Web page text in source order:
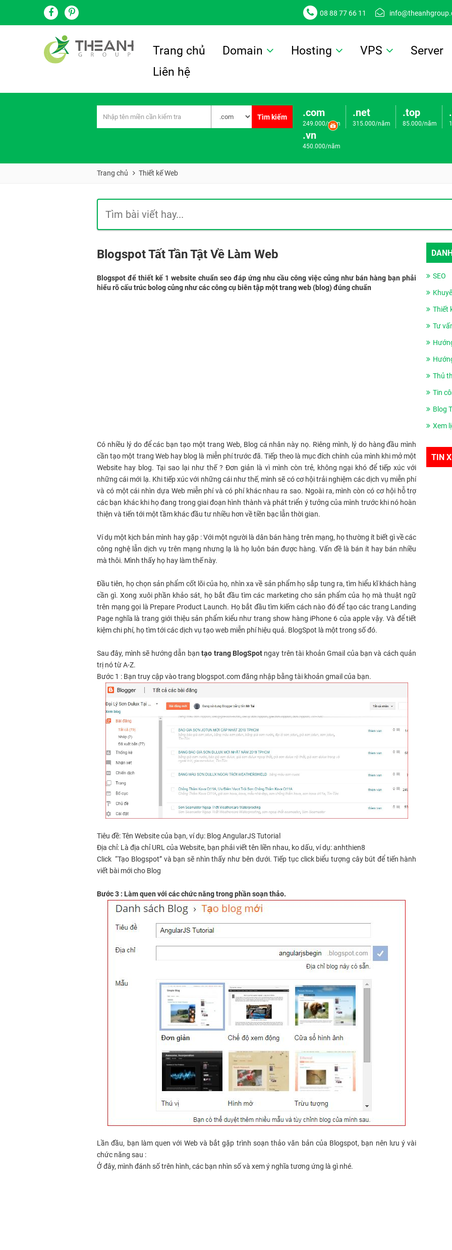
08 88 77 66 11
Trang chủ Domain Hosting VPS Server
Liên hệ
Tìm kiếm .com
249.000/năm
.net
315.000/năm
.top
85.000/năm
.vn
450.000/năm
Trang chủ Thiết kế Web
Blogspot Tất Tần Tật Về Làm Web
Blogspot để thiết kế 1 website chuẩn seo đáp ứng nhu cầu công việc củng như bán hàng bạn phải
hiểu rõ cấu trúc bolog củng như các công cụ biên tập một trang web (blog) đúng chuẩn
Có nhiều lý do để các bạn tạo một trang Web, Blog cá nhân này nọ. Riêng mình, lý do hàng đầu mình
cần tạo một trang Web hay blog là miễn phí trước đã. Tiếp theo là mục đích chính của mình khi mở một
Website hay blog. Tại sao lại như thế ? Đơn giản là vì mình còn trẻ, không ngại khó để tiếp xúc với
những cái mới lạ. Khi tiếp xúc với những cái như thế, mình sẽ có cơ hội trải nghiệm các dịch vụ miễn phí
và có một cái nhìn dựa Web miễn phí và có phí khác nhau ra sao. Ngoài ra, mình còn có cơ hội hỗ trợ
các bạn khác khi họ đang trong giai đoạn hình thành và phát triển ý tưởng của mình trước khi nó hoàn
thiện và tiến tới một tầm khác đầu tư nhiều hơn về tiền bạc lẫn thời gian.
Ví dụ một kịch bản mình hay gặp : Với một người là dân bán hàng trên mạng, họ thường ít biết gì về các
công nghệ lẫn dịch vụ trên mạng nhưng lạ là họ luôn bán được hàng. Vấn đề là bán ít hay bán nhiều
mà thôi. Mình thấy họ hay làm thế này.
Đầu tiên, họ chọn sản phẩm cốt lõi của họ, nhìn xa về sản phẩm họ sắp tung ra, tìm hiểu kĩ khách hàng
cần gì. Xong xuôi phần khảo sát, họ bắt đầu tìm các marketing cho sản phẩm của họ mà thuật ngữ
trên mạng gọi là Prepare Product Launch. Họ bắt đầu tìm kiếm cách nào đó để tạo các trang Landing
Page nghĩa là trang giới thiệu sản phẩm kiểu như trang show hàng iPhone 6 của apple vậy. Và để tiết
kiệm chi phí, họ tìm tới các dịch vụ tạo web miễn phí hiệu quả. BlogSpot là một trong số đó.
Sau đây, mình sẽ hướng dẫn bạntạo trang BlogSpotngay trên tài khoản Gmail của bạn và cách quản
trị nó từ A-Z.
Bước 1 : Bạn truy cập vào trang blogspot.com đăng nhập bằng tài khoản gmail của bạn.
Tiêu đề: Tên Website của bạn, ví dụ: Blog AngularJS Tutorial
Địa chỉ: Là địa chỉ URL của Website, bạn phải viết tên liền nhau, ko dấu, ví dụ: anhthien8
Click “Tạo Blogspot” và bạn sẽ nhìn thấy như bên dưới. Tiếp tục click biểu tượng cây bút để tiến hành
viết bài mới cho Blog
Bước 3 : Làm quen với các chức năng trong phần soạn thảo.
Lần đầu, bạn làm quen với Web và bắt gặp trình soạn thảo văn bản của Blogspot, bạn nên lưu ý vài
chức năng sau :
Ở đây, mình đánh số trên hình, các bạn nhìn số và xem ý nghĩa tương ứng là gì nhé.
SEO
Thiết
Tư
Thủ
Tin
Blog
Xem
TIN